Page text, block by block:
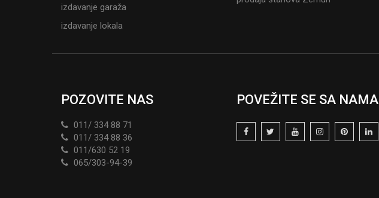
izdavanje garaža
izdavanje lokala
POZOVITE NAS
011/ 334 88 71
011/ 334 88 36
011/630 52 19
065/303-94-39
POVEŽITE SE SA NAMA